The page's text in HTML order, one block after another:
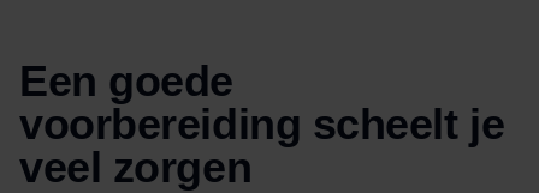
Een goede
voorbereiding scheelt je
veel zorgen